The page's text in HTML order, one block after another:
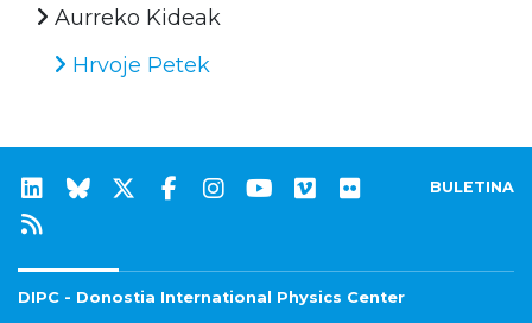
Aurreko Kideak
Hrvoje Petek
BULETINA
DIPC - Donostia International Physics Center